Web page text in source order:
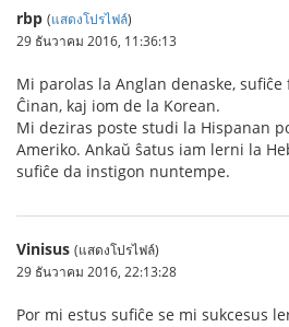
rbp (แสดงโปรไฟล์)
29 ธันวาคม 2016, 11:36:13
Mi parolas la Anglan denaske,
Ĉinan, kaj iom de la Korean.
Mi deziras poste studi la Hispanan
Ameriko. Ankaŭ ŝatus iam lerni la
sufiĉe da instigon nuntempe.
Vinisus (แสดงโปรไฟล์)
29 ธันวาคม 2016, 22:13:28
Por mi estus sufiĉe se mi sukcesus